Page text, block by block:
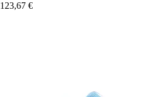
123,67 €